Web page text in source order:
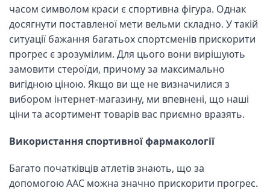
часом символом краси є спортивна фігура. Однак
досягнути поставленої мети вельми складно. У такій
ситуації бажання багатьох спортсменів прискорити
прогрес є зрозумілим. Для цього вони вирішують
замовити стероїди, причому за максимально
вигідною ціною. Якщо ви ще не визначилися з
вибором інтернет-магазину, ми впевнені, що наші
ціни та асортимент товарів вас приємно вразять.
Використання спортивної фармакології
Багато початківців атлетів знають, що за
допомогою ААС можна значно прискорити прогрес.